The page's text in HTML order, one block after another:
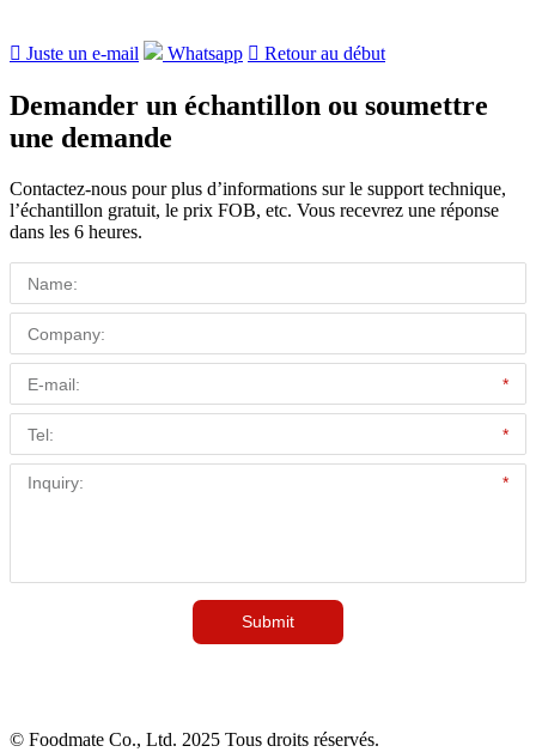
 Juste un e-mail Whatsapp  Retour au début
Demander un échantillon ou soumettre
une demande
Contactez-nous pour plus d’informations sur le support technique,
l’échantillon gratuit, le prix FOB, etc. Vous recevrez une réponse
dans les 6 heures.
© Foodmate Co., Ltd. 2025 Tous droits réservés.